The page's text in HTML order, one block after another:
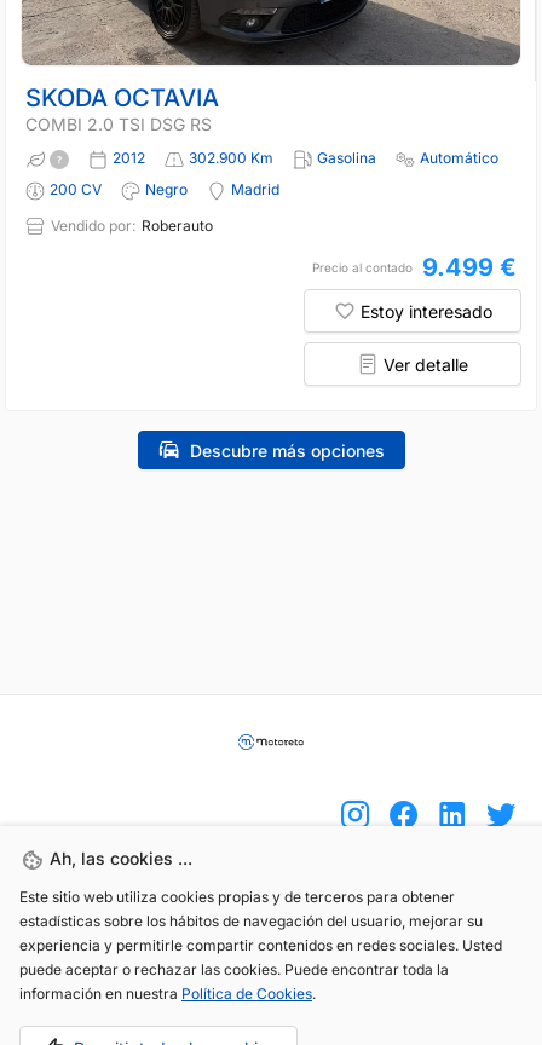
SKODA OCTAVIA
COMBI 2.0 TSI DSG RS
2012 302.900 Km Gasolina
Automático
200 CV
Negro
Madrid
Vendido por: Roberauto
Precio al contado 9.499 €
Estoy interesado
Ver detalle
Descubre más opciones
Ah, las cookies ...
Este sitio web utiliza cookies propias y de terceros para obtener
estadísticas sobre los hábitos de navegación del usuario, mejorar su
experiencia y permitirle compartir contenidos en redes sociales. Usted
puede aceptar o rechazar las cookies. Puede encontrar toda la
información en nuestra Política de Cookies.
(+34) 744 408 070
info@motoreto.com